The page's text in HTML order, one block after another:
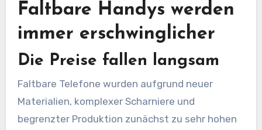
Faltbare Handys werden
immer erschwinglicher
Die Preise fallen langsam
Faltbare Telefone wurden aufgrund neuer
Materialien, komplexer Scharniere und
begrenzter Produktion zunächst zu sehr hohen